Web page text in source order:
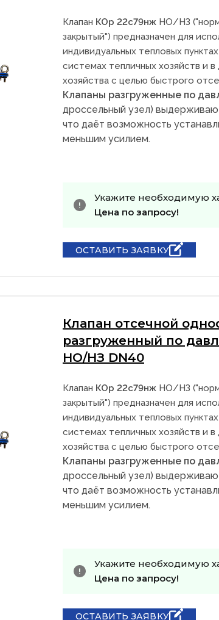
Клапан КОр 22с79нж НО/НЗ
закрытый") предназначен для
индивидуальных тепловых
системах тепличных хозяйств и
хозяйства с целью быстрого
Клапаны разгруженные по
дроссельный узел)
что даёт возможность
меньшим усилием.
Укажите необходимую
Цена по запросу!
ОСТАВИТЬ ЗАЯВКУ
Клапан отсечной
разгруженный по
НО/НЗ DN40
Клапан КОр 22с79нж НО/НЗ
закрытый") предназначен для
индивидуальных тепловых
системах тепличных хозяйств и
хозяйства с целью быстрого
Клапаны разгруженные по
дроссельный узел)
что даёт возможность
меньшим усилием.
Укажите необходимую
Цена по запросу!
ОСТАВИТЬ ЗАЯВКУ